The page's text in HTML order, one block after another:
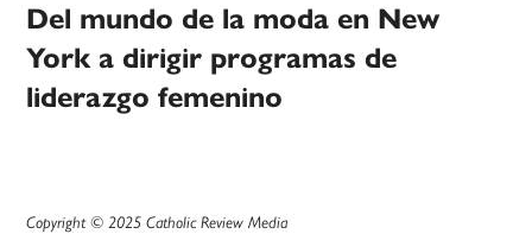
Del mundo de la moda en New
York a dirigir programas de
liderazgo femenino
Copyright © 2025 Catholic Review Media